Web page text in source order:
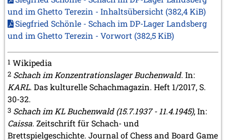
und im Ghetto Terezin - Inhaltsübersicht (382,4 KiB)
Siegfried Schönle - Schach im DP-Lager Landsberg
und im Ghetto Terezin - Vorwort (382,5 KiB)
1 Wikipedia
2 Schach im Konzentrationslager Buchenwald. In:
KARL. Das kulturelle Schachmagazin. Heft 1/2017, S.
30-32.
3 Schach im KL Buchenwald (15.7.1937 - 11.4.1945), In:
Caissa. Zeitschrift für Schach- und
Brettspielgeschichte. Journal of Chess and Board Game